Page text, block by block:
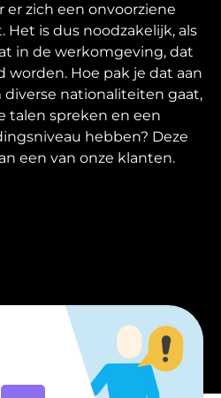
er zich een onvoorziene
Het is dus noodzakelijk, als
in de werkomgeving, dat
worden. Hoe pak je dat aan
nationaliteiten gaat,
talen spreken en een
hebben? Deze
een van onze klanten.